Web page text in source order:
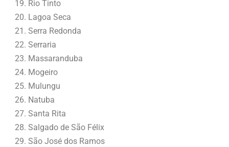
Rio Tinto
Lagoa Seca
Serra Redonda
Serraria
Massaranduba
Mogeiro
Mulungu
Natuba
Santa Rita
Salgado de São Félix
São José dos Ramos